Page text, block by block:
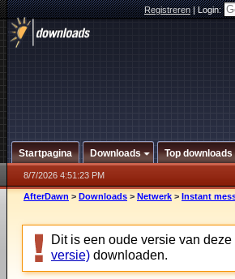
Registreren|Login:
Startpagina Downloads Top downloads
8/7/2026 4:51:23 PM
AfterDawn > Downloads > Netwerk > Instant
Dit is een oude versie van
versie) downloaden.